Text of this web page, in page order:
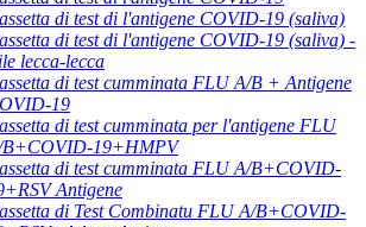
di test di l'antigene COVID-19 (saliva)
di test di l'antigene COVID-19 (saliva) -
lecca-lecca
di test cumminata FLU A/B + Antigene
19
di test cumminata per l'antigene FLU
B+COVID-19+HMPV
di test cumminata FLU A/B+COVID-
Antigene
di Test Combinatu FLU A/B+COVID-